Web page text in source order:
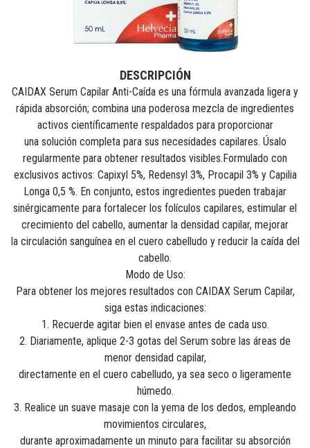
DESCRIPCIÓN
CAIDAX Serum Capilar Anti-Caída es una fórmula avanzada ligera y
rápida absorción; combina una poderosa mezcla de ingredientes
activos científicamente respaldados para proporcionar
una solución completa para sus necesidades capilares. Úsalo
regularmente para obtener resultados visibles.Formulado con
exclusivos activos: Capixyl 5%, Redensyl 3%, Procapil 3% y Capilia
Longa 0,5 %. En conjunto, estos ingredientes pueden trabajar
sinérgicamente para fortalecer los folículos capilares, estimular el
crecimiento del cabello, aumentar la densidad capilar, mejorar
la circulación sanguínea en el cuero cabelludo y reducir la caída del
cabello.
Modo de Uso:
Para obtener los mejores resultados con CAIDAX Serum Capilar,
siga estas indicaciones:
1. Recuerde agitar bien el envase antes de cada uso.
2. Diariamente, aplique 2-3 gotas del Serum sobre las áreas de
menor densidad capilar,
directamente en el cuero cabelludo, ya sea seco o ligeramente
húmedo.
3. Realice un suave masaje con la yema de los dedos, empleando
movimientos circulares,
durante aproximadamente un minuto para facilitar su absorción